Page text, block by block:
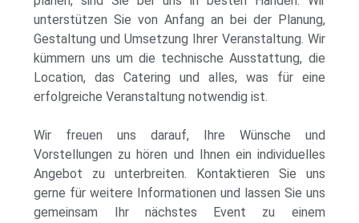
unterstützen Sie von Anfang an bei der Planung,
Gestaltung und Umsetzung Ihrer Veranstaltung. Wir
kümmern uns um die technische Ausstattung, die
Location, das Catering und alles, was für eine
erfolgreiche Veranstaltung notwendig ist.
Wir freuen uns darauf, Ihre Wünsche und
Vorstellungen zu hören und Ihnen ein individuelles
Angebot zu unterbreiten. Kontaktieren Sie uns
gerne für weitere Informationen und lassen Sie uns
gemeinsam Ihr nächstes Event zu einem